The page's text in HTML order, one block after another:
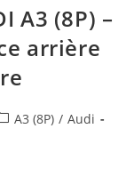
A3 (8P) –
arrière
A3 (8P) / Audi